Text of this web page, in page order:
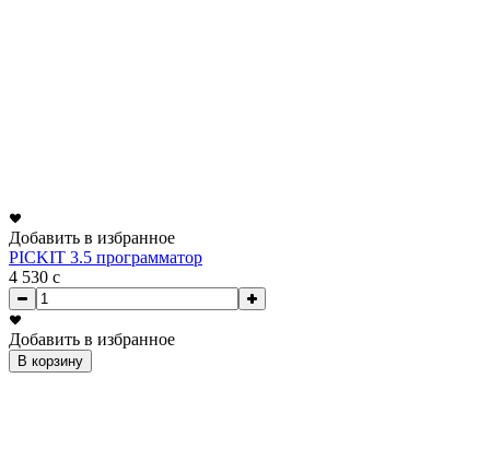
Добавить в избранное
PICKIT 3.5 программатор
4 530 c
Добавить в избранное
В корзину